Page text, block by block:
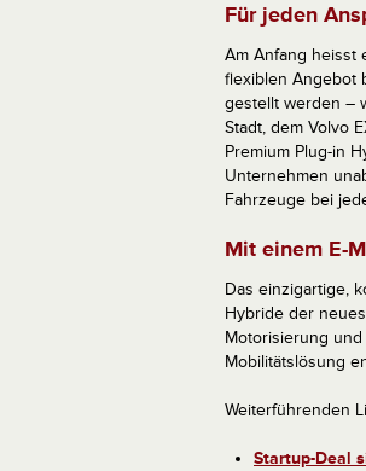
Für jeden
Am Anfang heisst
flexiblen Angebot
gestellt werden –
Stadt, dem Volvo
Premium Plug-in
Unternehmen
Fahrzeuge bei
Mit einem E-
Das einzigartige,
Hybride der
Motorisierung
Mobilitätslösung
Weiterführenden
Startup-Deal